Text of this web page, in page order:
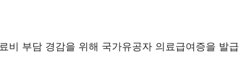
비 부담 경감을 위해 국가유공자 의료급여증을 발급